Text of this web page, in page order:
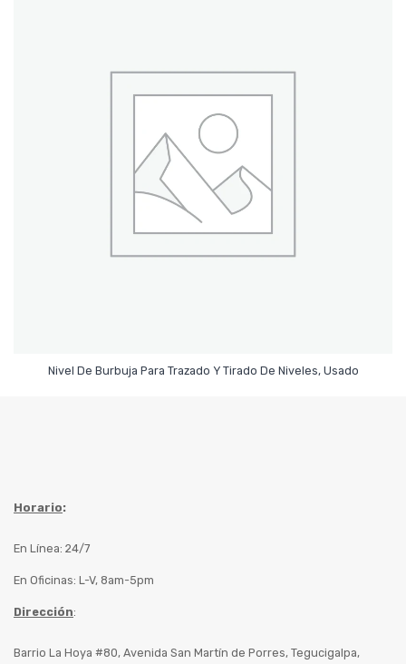
Nivel De Burbuja Para Trazado Y Tirado De Niveles, Usado
Horario:
En Línea: 24/7
En Oficinas: L-V, 8am-5pm
Dirección:
Barrio La Hoya #80, Avenida San Martín de Porres, Tegucigalpa,